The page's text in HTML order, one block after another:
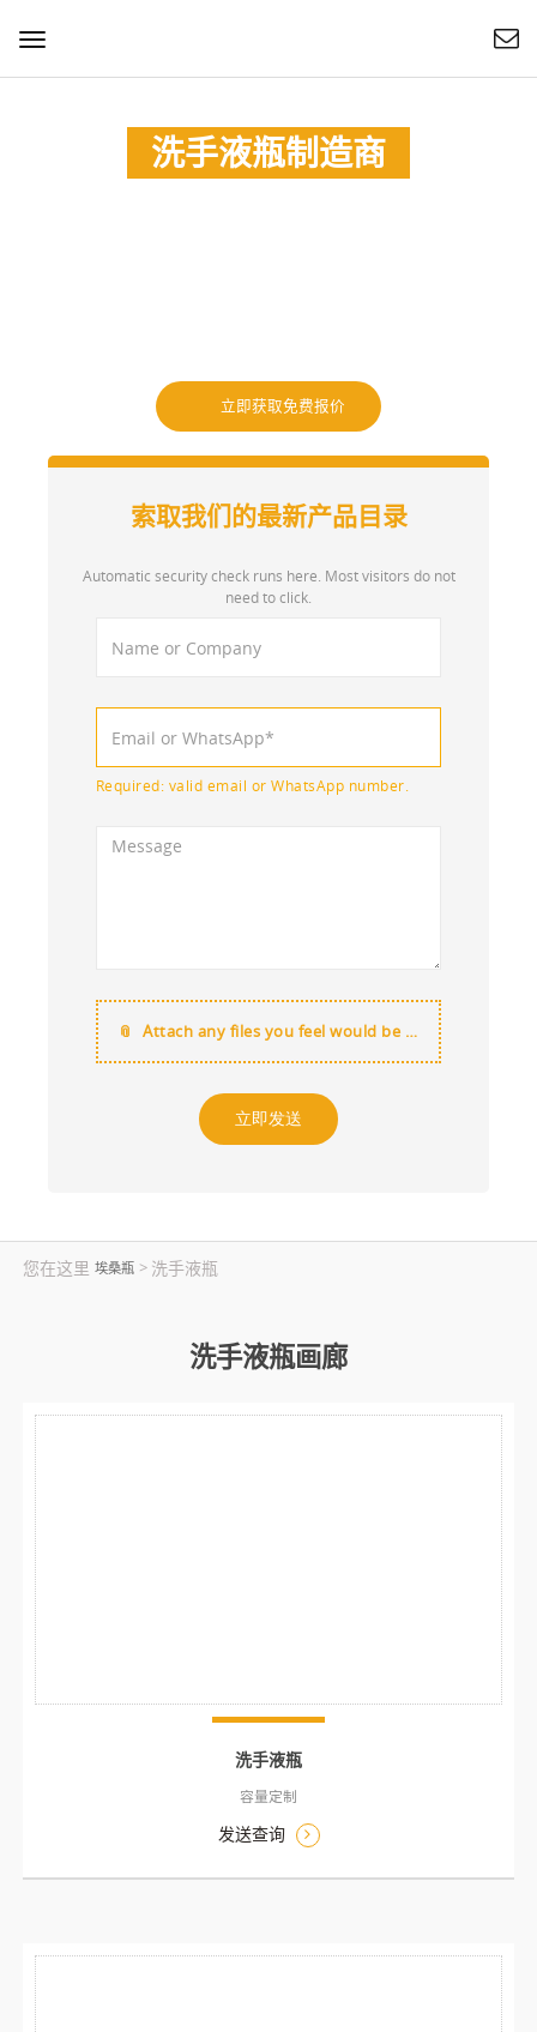
切
换
洗手液瓶制造商
立即获取免费报价
索取我们的最新产品目录
Automatic security check runs here. Most visitors do not
need to click.
Required: valid email or WhatsApp number.
Attach any files you feel would be useful
您在这里埃桑瓶 > 洗手液瓶
洗手液瓶画廊
洗手液瓶
容量定制
发送查询